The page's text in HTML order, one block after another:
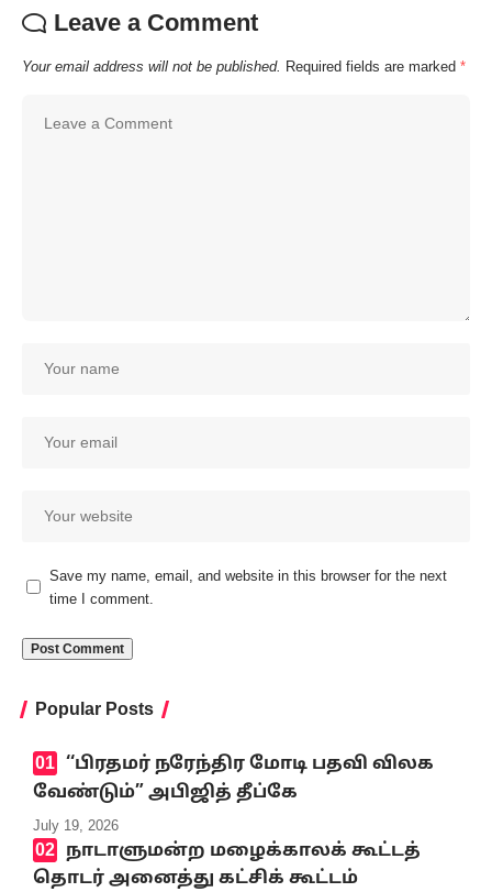
Leave a Comment
Your email address will not be published. Required fields are marked *
Save my name, email, and website in this browser for the next
time I comment.
Popular Posts
‘‘பிரதமர் நரேந்திர மோடி பதவி விலக
வேண்டும்” அபிஜித் தீப்கே
July 19, 2026
நாடாளுமன்ற மழைக்காலக் கூட்டத்
தொடர் அனைத்து கட்சிக் கூட்டம்